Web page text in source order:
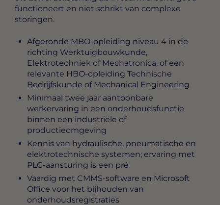
functioneert en niet schrikt van complexe
storingen.
Afgeronde MBO-opleiding niveau 4 in de
richting Werktuigbouwkunde,
Elektrotechniek of Mechatronica, of een
relevante HBO-opleiding Technische
Bedrijfskunde of Mechanical Engineering
Minimaal twee jaar aantoonbare
werkervaring in een onderhoudsfunctie
binnen een industriële of
productieomgeving
Kennis van hydraulische, pneumatische en
elektrotechnische systemen; ervaring met
PLC-aansturing is een pré
Vaardig met CMMS-software en Microsoft
Office voor het bijhouden van
onderhoudsregistraties